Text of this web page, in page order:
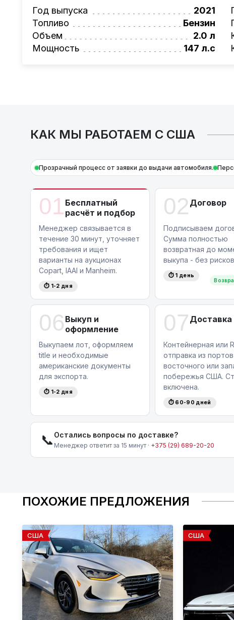
Также, для граждан РБ действует
Условия и подробности можно узнать по
AutoCapital
– просто доверьте работу
*Цена автомобиля указана без учета
Год выпуска
2021
Топливо
Бензин
Объем
2.0 л
Мощность
147 л.с
КАК МЫ РАБОТАЕМ С США
Прозрачный процесс от заявки до выдачи автомобиля.
01 Бесплатный
расчёт и подбор
Менеджер связывается в
течение 30 минут, уточняет
требования и ищет
варианты на аукционах
Copart, IAAI и Manheim.
⏱ 1-2 дня
02 Договор
Подписываем
Сумма полностью
возвратная до
выкупа - без
⏱ 1 день
06 Выкуп и
оформление
Выкупаем лот, оформляем
title и необходимые
американские документы
для экспорта.
⏱ 1-2 дня
07
Контейнерная или
отправка из портов
восточного или
побережья США.
включена.
⏱ 60-90 дней
📞 Остались вопросы по доставке?
Менеджер ответит за 15 минут · +375 (29) 689-20-20
ПОХОЖИЕ ПРЕДЛОЖЕНИЯ
США США